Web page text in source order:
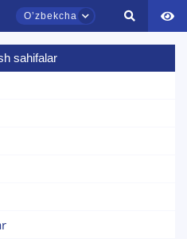
Oʼzbekcha
sahifalar
chati
murojaatlari
ushbu